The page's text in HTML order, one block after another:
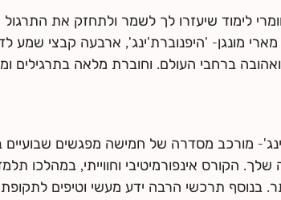
לימוד שיעזרו לך לשמר ולתחזק את
מונגן- 'היפנוברת'ינג', ארבעה קבצי שמע
ברחבי העולם. וחוברת מלאה בתרגילים
מורכב מסדרה של חמישה מפגשים שבועיים
הקורס אינפורמיטיבי וחווייתי, במהלכו
בנוסף תרכשי הרבה ידע מעשי וטיפים לתקופת